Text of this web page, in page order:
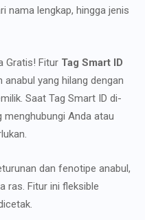
nama lengkap, hingga jenis
Gratis! Fitur Tag Smart ID
yang hilang dengan
Saat Tag Smart ID di-
menghubungi Anda atau
dan fenotipe anabul,
ras. Fitur ini fleksible